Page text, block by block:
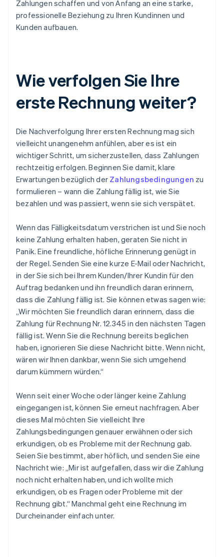
Zahlungen schaffen und von Anfang an eine starke,
professionelle Beziehung zu Ihren Kundinnen und
Kunden aufbauen.
Wie verfolgen Sie Ihre
erste Rechnung weiter?
Die Nachverfolgung Ihrer ersten Rechnung mag sich
vielleicht unangenehm anfühlen, aber es ist ein
wichtiger Schritt, um sicherzustellen, dass Zahlungen
rechtzeitig erfolgen. Beginnen Sie damit, klare
Erwartungen bezüglich der Zahlungsbedingungen zu
formulieren – wann die Zahlung fällig ist, wie Sie
bezahlen und was passiert, wenn sie sich verspätet.
Wenn das Fälligkeitsdatum verstrichen ist und Sie noch
keine Zahlung erhalten haben, geraten Sie nicht in
Panik. Eine freundliche, höfliche Erinnerung genügt in
der Regel. Senden Sie eine kurze E-Mail oder Nachricht,
in der Sie sich bei Ihrem Kunden/Ihrer Kundin für den
Auftrag bedanken und ihn freundlich daran erinnern,
dass die Zahlung fällig ist. Sie können etwas sagen wie:
„Wir möchten Sie freundlich daran erinnern, dass die
Zahlung für Rechnung Nr. 12.345 in den nächsten Tagen
fällig ist. Wenn Sie die Rechnung bereits beglichen
haben, ignorieren Sie diese Nachricht bitte. Wenn nicht,
wären wir Ihnen dankbar, wenn Sie sich umgehend
darum kümmern würden.“
Wenn seit einer Woche oder länger keine Zahlung
eingegangen ist, können Sie erneut nachfragen. Aber
dieses Mal möchten Sie vielleicht Ihre
Zahlungsbedingungen genauer erwähnen oder sich
erkundigen, ob es Probleme mit der Rechnung gab.
Seien Sie bestimmt, aber höflich, und senden Sie eine
Nachricht wie: „Mir ist aufgefallen, dass wir die Zahlung
noch nicht erhalten haben, und ich wollte mich
erkundigen, ob es Fragen oder Probleme mit der
Rechnung gibt.“ Manchmal geht eine Rechnung im
Durcheinander einfach unter.